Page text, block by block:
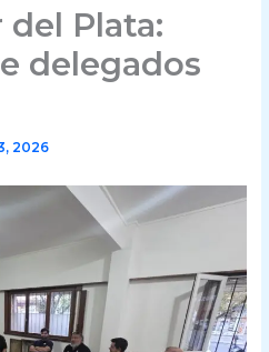
del Plata:
delegados
2026